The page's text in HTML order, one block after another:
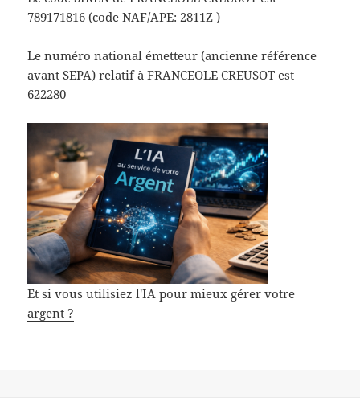
789171816 (code NAF/APE: 2811Z )
Le numéro national émetteur (ancienne référence
avant SEPA) relatif à FRANCEOLE CREUSOT est
622280
Et si vous utilisiez l'IA pour mieux gérer votre
argent ?